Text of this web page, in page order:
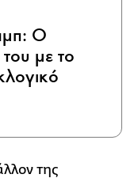
Ο
με το
της